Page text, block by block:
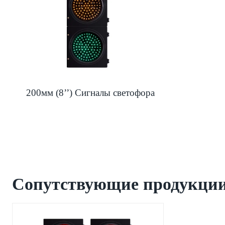
200мм (8’’) Сигналы светофора
Сопутствующие